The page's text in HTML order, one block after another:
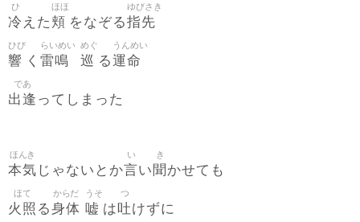
冷
ひ
えた頬
ほほ
をなぞる指先
ゆびさき
響
ひび
く 雷鳴
らいめい
巡
めぐ
る運命
うんめい
出逢
であ
ってしまった
本気
ほんき
じゃないとか言
い
い 聞
き
かせても
火照
ほて
る身体
からだ
嘘
うそ
は吐
つ
けずに